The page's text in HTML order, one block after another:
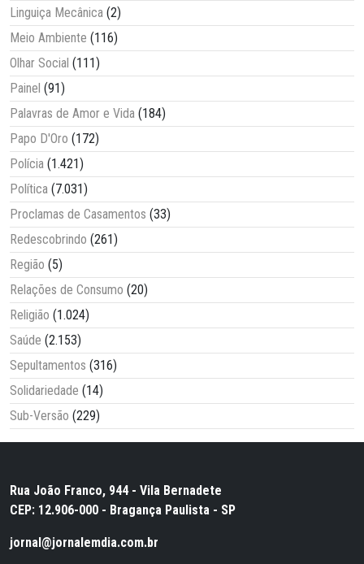
Linguiça Mecânica (2)
Meio Ambiente (116)
Olhar Social (111)
Painel (91)
Palavras de Amor e Vida (184)
Papo D'Oro (172)
Polícia (1.421)
Política (7.031)
Proclamas de Casamentos (33)
Redescobrindo (261)
Região (5)
Relações de Consumo (20)
Religião (1.024)
Saúde (2.153)
Sepultamentos (316)
Solidariedade (14)
Sub-Versão (229)
Rua João Franco, 944 - Vila Bernadete
CEP: 12.906-000 - Bragança Paulista - SP
jornal@jornalemdia.com.br